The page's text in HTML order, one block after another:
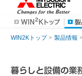
WIN2Kトップ 製品情報